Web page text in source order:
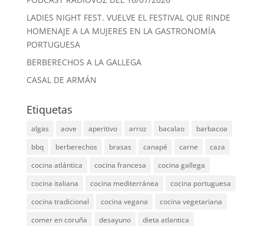
LADIES NIGHT FEST. VUELVE EL FESTIVAL QUE RINDE
HOMENAJE A LA MUJERES EN LA GASTRONOMÍA
PORTUGUESA
BERBERECHOS A LA GALLEGA
CASAL DE ARMÁN
Etiquetas
algas aove aperitivo arroz bacalao
barbacoa
bbq
berberechos brasas canapé carne
caza
cocina atlántica
cocina francesa
cocina gallega
cocina italiana
cocina mediterránea
cocina portuguesa
cocina tradicional
cocina vegana
cocina vegetariana
comer en coruña
desayuno
dieta atlantica